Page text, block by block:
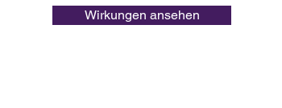
Wirkungen ansehen